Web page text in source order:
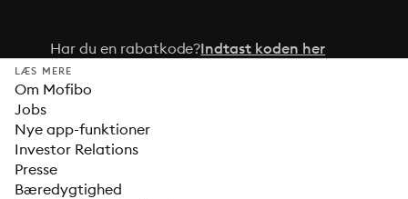
Har du en rabatkode?Indtast koden her
LÆS MERE
Om Mofibo
Jobs
Nye app-funktioner
Investor Relations
Presse
Bæredygtighed